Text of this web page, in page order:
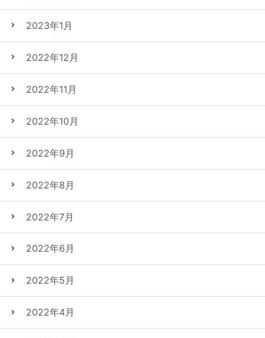
2023年1月
2022年12月
2022年11月
2022年10月
2022年9月
2022年8月
2022年7月
2022年6月
2022年5月
2022年4月